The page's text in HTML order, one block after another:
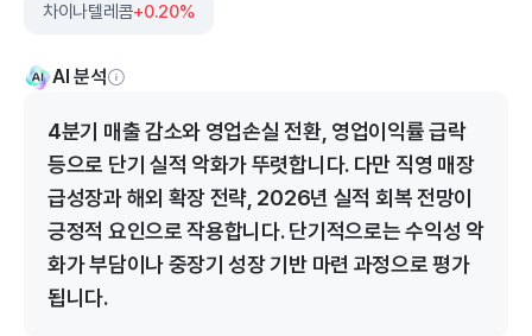
차이나텔레콤+0.20%
AI 분석
4분기 매출 감소와 영업손실 전환, 영업이익률 급락
등으로 단기 실적 악화가 뚜렷합니다. 다만 직영 매장
급성장과 해외 확장 전략, 2026년 실적 회복 전망이
긍정적 요인으로 작용합니다. 단기적으로는 수익성 악
화가 부담이나 중장기 성장 기반 마련 과정으로 평가
됩니다.